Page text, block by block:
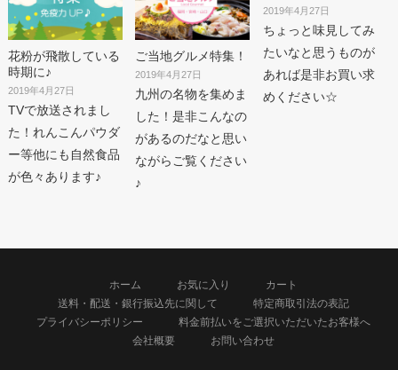
花粉が飛散している
時期に♪
2019年4月27日
TVで放送されまし
た！れんこんパウダ
ー等他にも自然食品
が色々あります♪
ご当地グルメ特集！
2019年4月27日
九州の名物を集めま
した！是非こんなの
があるのだなと思い
ながらご覧ください
♪
2019年4月27日
ちょっと味見してみ
たいなと思うものが
あれば是非お買い求
めください☆
ホーム お気に入り
カート
送料・配送・銀行振込先に関して
特定商取引法の表記
プライバシーポリシー
料金前払いをご選択いただいたお客様へ
会社概要
お問い合わせ